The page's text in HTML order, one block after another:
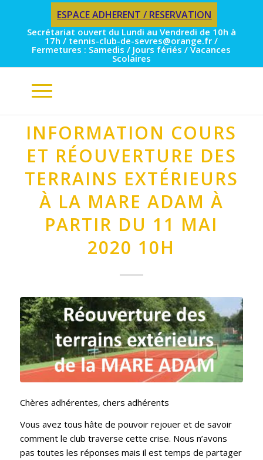
ESPACE ADHERENT / RESERVATION
Secrétariat ouvert du Lundi au Vendredi de 10h à
17h / tennis-club-de-sevres@orange.fr /
Fermetures : Samedis / Jours fériés / Vacances
Scolaires
INFORMATION COURS
ET RÉOUVERTURE DES
TERRAINS EXTÉRIEURS
À LA MARE ADAM À
PARTIR DU 11 MAI
2020 10H
Chères adhérentes, chers adhérents
Vous avez tous hâte de pouvoir rejouer et de savoir
comment le club traverse cette crise. Nous n’avons
pas toutes les réponses mais il est temps de partager